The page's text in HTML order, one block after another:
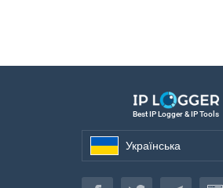
Best IP Logger & IP Tools
Українська
Українська